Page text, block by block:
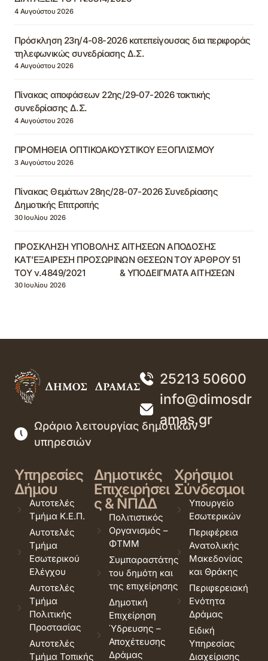
4 Αυγούστου 2026
Πρόσκληση 23η/4-08-2026 κατεπείγουσας δια περιφοράς
τηλεφωνικώς συνεδρίασης Δ.Σ.
4 Αυγούστου 2026
Πίνακας αποφάσεων 22ης/29-07-2026 τακτικής
συνεδρίασης Δ.Σ.
4 Αυγούστου 2026
ΠΡΟΜΗΘΕΙΑ ΟΠΤΙΚΟΑΚΟΥΣΤΙΚΟΥ ΕΞΟΠΛΙΣΜΟΥ
3 Αυγούστου 2026
Πίνακας Θεμάτων 28ης/28-07-2026 Συνεδρίασης
Δημοτικής Επιτροπής
30 Ιουλίου 2026
ΠΡΟΣΚΛΗΣΗ ΥΠΟΒΟΛΗΣ ΑΙΤΗΣΕΩΝ ΑΠΟΔΟΣΗΣ
ΚΑΤ’ΕΞΑΙΡΕΣΗ ΠΡΟΣΩΡΙΝΩΝ ΘΕΣΕΩΝ ΤΟΥ ΆΡΘΡΟΥ 51
ΤΟΥ ν.4849/2021 & ΥΠΟΔΕΙΓΜΑΤΑ ΑΙΤΗΣΕΩΝ
30 Ιουλίου 2026
25213 50600
info@dimosdr
amas.gr
Ωράριο λειτουργίας δημοτικών
υπηρεσιών
Υπηρεσίες
Δήμου
Αυτοτελές
Τμήμα Κ.Ε.Π.
Αυτοτελές
Τμήμα
Εσωτερικού
Ελέγχου
Αυτοτελές
Τμήμα
Πολιτικής
Προστασίας
Αυτοτελές
Τμήμα Τοπικής
Δημοτικές
Επιχειρήσει
ς & ΝΠΔΔ
Πολιτιστικός
Οργανισμός –
ΦΤΜΜ
Συμπαραστάτης
του δημότη και
της επιχείρησης
Δημοτική
Επιχείρηση
Ύδρευσης –
Αποχέτευσης
Δράμας
Χρήσιμοι
Σύνδεσμοι
Υπουργείο
Εσωτερικών
Περιφέρεια
Ανατολικής
Μακεδονίας
και Θράκης
Περιφερειακή
Ενότητα
Δράμας
Ειδική
Υπηρεσίας
Διαχείρισης